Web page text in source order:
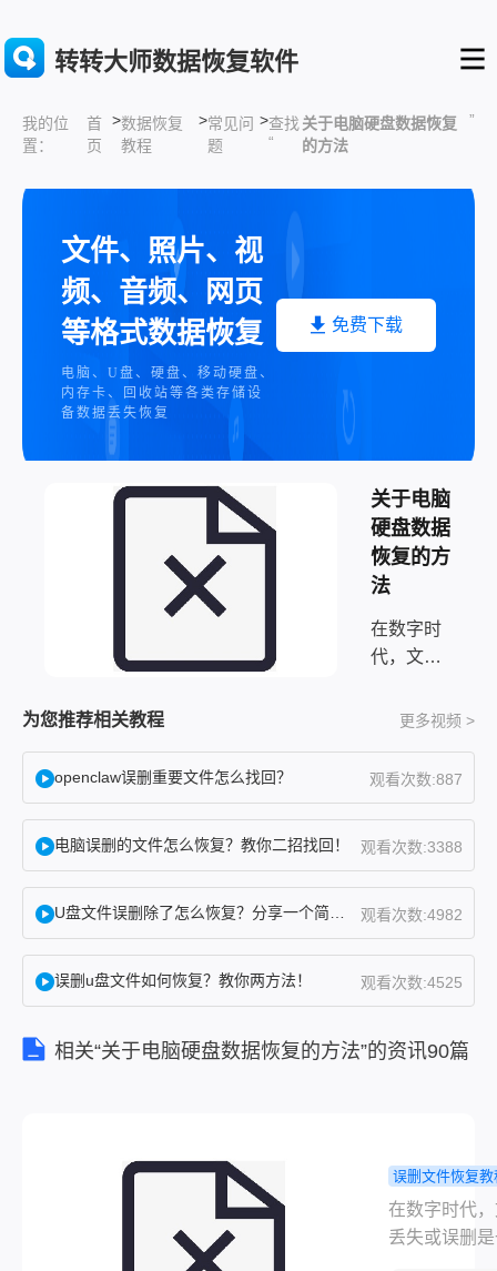
转转大师数据恢复软件
我的位
置：
首
页
>数据恢复
教程
>常见问
题
>查找
“
关于电脑硬盘数据恢复
的方法
”
文件、照片、视
频、音频、网页
等格式数据恢复
电脑、U盘、硬盘、移动硬盘、
内存卡、回收站等各类存储设
备数据丢失恢复
免费下载
关于电脑
硬盘数据
恢复的方
法
在数字时
代，文件
删是一种
的情况。
于那些保
存着珍贵
要工作文
件或宝贵
数据的人
来说，文
得至关重
可以帮助
我们有效
恢复误删
为您推荐相关教程 更多视频 >
openclaw误删重要文件怎么找回？ 观看次数:887
电脑误删的文件怎么恢复？教你二招找回！ 观看次数:3388
观看次数:4982
误删u盘文件如何恢复？教你两方法！ 观看次数:4525
相关“关于电脑硬盘数据恢复的方法”的资讯90篇
误删文件恢复教
何恢复误删
件？教你几
在数字时代
丢失或误删